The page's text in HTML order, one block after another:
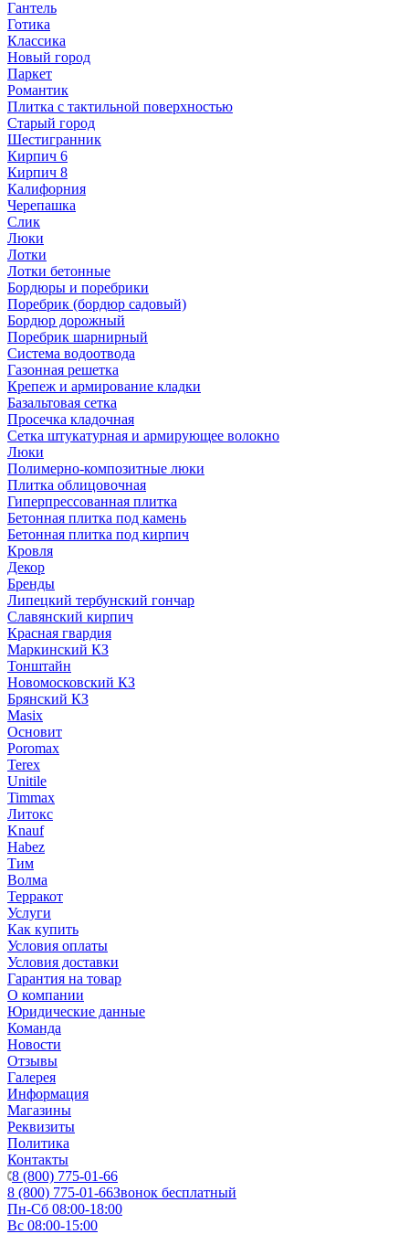
Гантель
Готика
Классика
Новый город
Паркет
Романтик
Плитка с тактильной поверхностью
Старый город
Шестигранник
Кирпич 6
Кирпич 8
Калифорния
Черепашка
Слик
Люки
Лотки
Лотки бетонные
Бордюры и поребрики
Поребрик (бордюр садовый)
Бордюр дорожный
Поребрик шарнирный
Система водоотвода
Газонная решетка
Крепеж и армирование кладки
Базальтовая сетка
Просечка кладочная
Сетка штукатурная и армирующее волокно
Люки
Полимерно-композитные люки
Плитка облицовочная
Гиперпрессованная плитка
Бетонная плитка под камень
Бетонная плитка под кирпич
Кровля
Декор
Бренды
Липецкий тербунский гончар
Славянский кирпич
Красная гвардия
Маркинский КЗ
Тонштайн
Новомосковский КЗ
Брянский КЗ
Masix
Основит
Poromax
Terex
Unitile
Timmax
Литокс
Knauf
Habez
Тим
Волма
Терракот
Услуги
Как купить
Условия оплаты
Условия доставки
Гарантия на товар
О компании
Юридические данные
Команда
Новости
Отзывы
Галерея
Информация
Магазины
Реквизиты
Политика
Контакты
8 (800) 775-01-66
8 (800) 775-01-66Звонок бесплатный
Пн-Сб 08:00-18:00
Вс 08:00-15:00